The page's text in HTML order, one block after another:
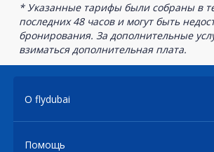
* Указанные тарифы были собраны в
последних 48 часов и могут быть
бронирования. За дополнительные
взиматься дополнительная плата.
О flydubai
Помощь